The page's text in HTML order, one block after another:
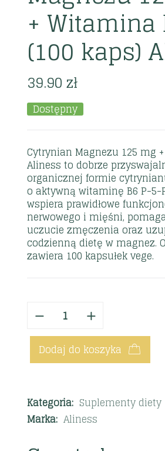
+ Witamina
(100 kaps)
39.90zł
Dostępny
Cytrynian Magnezu 125 mg
Aliness to dobrze
organicznej formie
o aktywną witaminę B6 P-5-
wspiera prawidłowe
nerwowego i mięśni,
uczucie zmęczenia oraz
codzienną dietę w magnez.
zawiera 100 kapsułek vege.
Dodaj do koszyka
Kategoria: Suplementy diety
Marka: Aliness